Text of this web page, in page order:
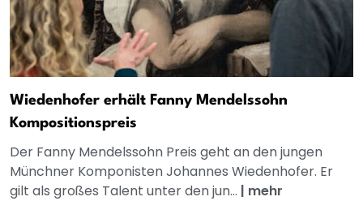
Wiedenhofer erhält Fanny Mendelssohn
Kompositionspreis
Der Fanny Mendelssohn Preis geht an den jungen
Münchner Komponisten Johannes Wiedenhofer. Er
gilt als großes Talent unter den jun... | mehr